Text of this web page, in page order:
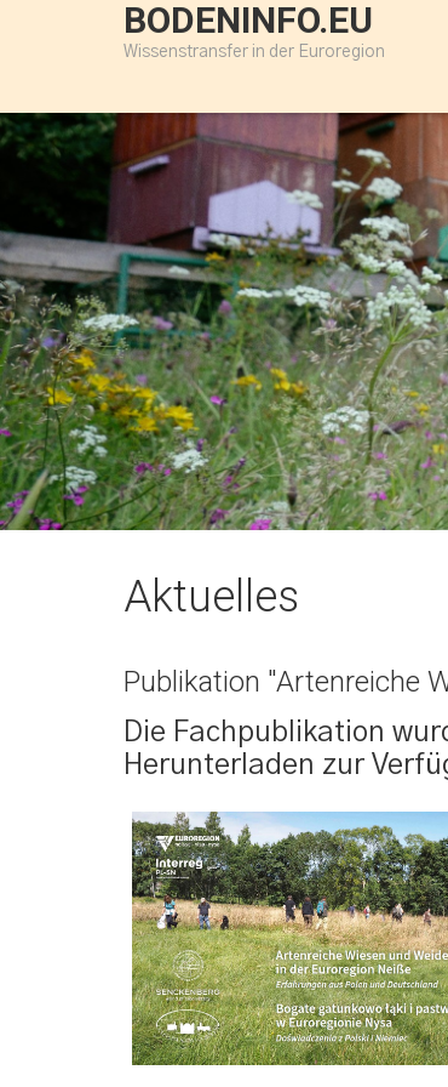
BODENINFO.EU
Wissenstransfer in der Euroregion
Aktuelles
Publikation "Artenreiche
Die Fachpublikation
Herunterladen zur